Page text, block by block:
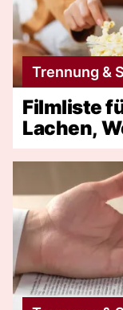
Trennung &
Filmliste
Lachen,